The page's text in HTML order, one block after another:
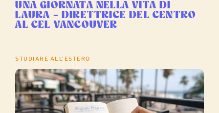
UNA GIORNATA NELLA VITA DI
LAURA – DIRETTRICE DEL CENTRO
AL CEL VANCOUVER
STUDIARE ALL’ESTERO